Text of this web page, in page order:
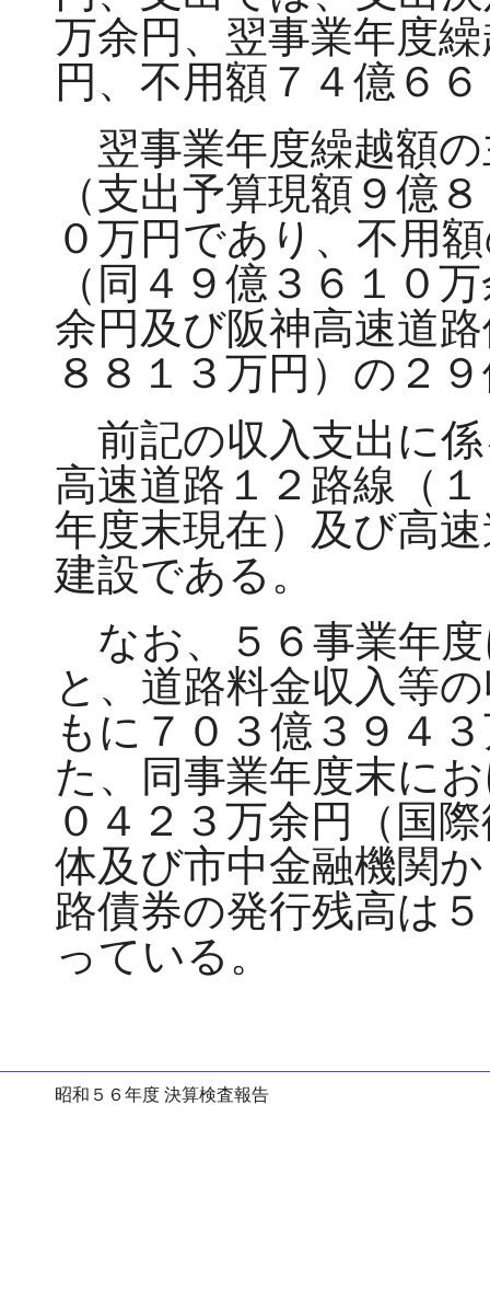
万余円、翌事業年度
円、不用額７４億６
翌事業年度繰越額
（支出予算現額９億
０万円であり、不用
（同４９億３６１０
余円及び阪神高速道
８８１３万円）の２
前記の収入支出に
高速道路１２路線（
年度末現在）及び高
建設である。
なお、５６事業年
と、道路料金収入等
もに７０３億３９４
た、同事業年度末に
０４２３万余円（国
体及び市中金融機関
路債券の発行残高は
っている。
昭和５６年度 決算検査報告